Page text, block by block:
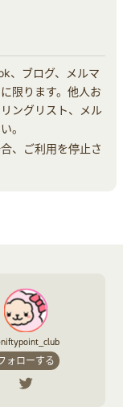
、ブログ、メルマ
限ります。他人お
ングリスト、メル
。
、ご利用を停止さ
ォローする